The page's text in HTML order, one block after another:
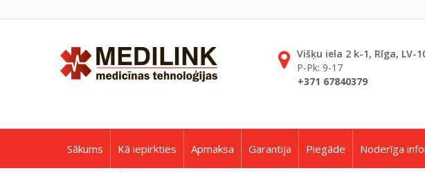
Višķu iela 2 k-1, Rīga, LV-
P-Pk: 9-17
+371 67840379
Sākums Kā iepirkties Apmaksa Garantija Piegāde Noderīga